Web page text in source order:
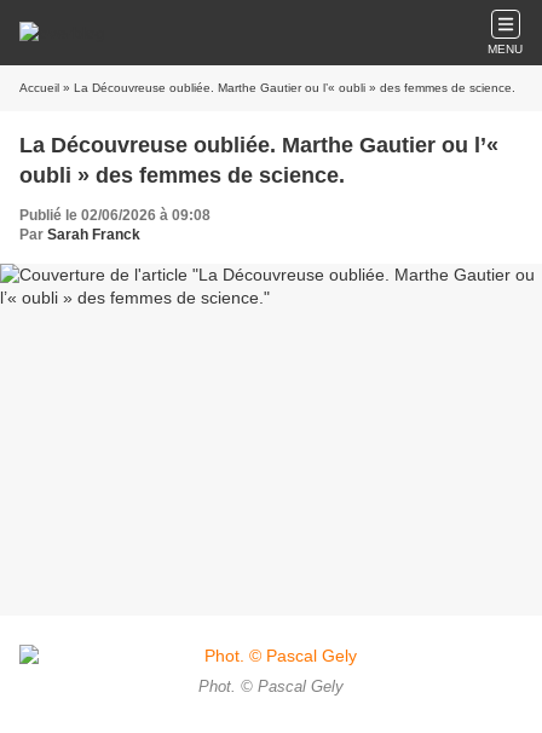
MENU
Accueil » La Découvreuse oubliée. Marthe Gautier ou l’« oubli » des femmes de science.
La Découvreuse oubliée. Marthe Gautier ou l’«
oubli » des femmes de science.
Publié le 02/06/2026 à 09:08
Par Sarah Franck
Phot. © Pascal Gely